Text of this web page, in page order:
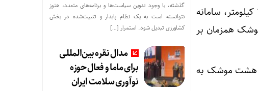
– سامانه سلاح پدافند هوایی برد کوتاه دزفول با برد کشف ۲۷ کیلومتر، برد درگیری ۱۲ کیلومتر، سامانه
همزمان بر
۲۵ کیلومتر، قابلیت شلیک هشت موشک به
گذشته، با وجود تدوین سیاست‌ها و برنامه‌های متعدد، هنوز
نتوانسته است به یک نظام پایدار و تثبیت‌شده در بخش
کشاورزی تبدیل شود. استمرار […]
مدال نقره بین‌المللی
برای ماما و فعال حوزه
نوآوری سلامت ایران